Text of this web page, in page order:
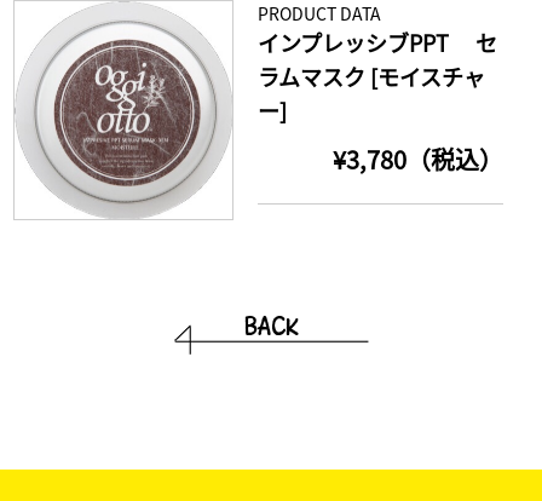
PRODUCT DATA
インプレッシブPPT セ
ラムマスク [モイスチャ
ー]
¥3,780（税込）
BACK